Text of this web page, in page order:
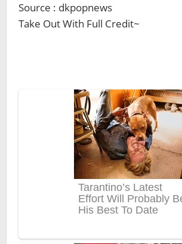
Source : dkpopnews
Take Out With Full Credit~